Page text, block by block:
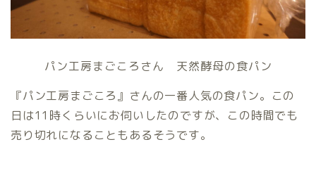
パン工房まごころさん 天然酵母の食パン
『パン工房まごころ』さんの一番人気の食パン。この
日は11時くらいにお伺いしたのですが、この時間でも
売り切れになることもあるそうです。